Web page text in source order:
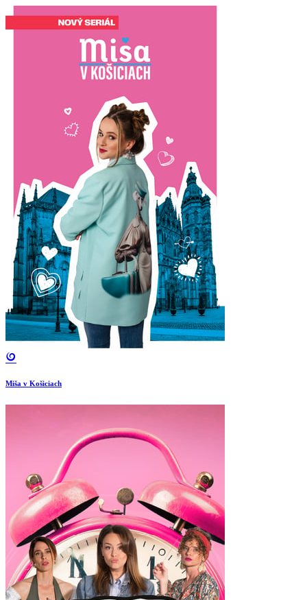
Miša v Košiciach